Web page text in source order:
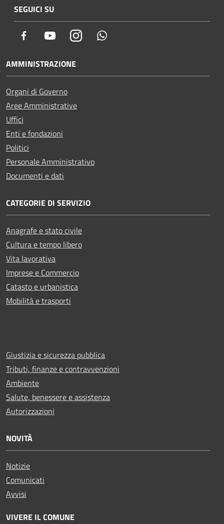
SEGUICI SU
Facebook YoutubeInstagram
AMMINISTRAZIONE
Organi di Governo
Aree Amministrative
Uffici
Enti e fondazioni
Politici
Personale Amministrativo
Documenti e dati
CATEGORIE DI SERVIZIO
Anagrafe e stato civile
Cultura e tempo libero
Vita lavorativa
Imprese e Commercio
Catasto e urbanistica
Mobilità e trasporti
Giustizia e sicurezza pubblica
Tributi, finanze e contravvenzioni
Ambiente
Salute, benessere e assistenza
Autorizzazioni
NOVITÀ
Notizie
Comunicati
Avvisi
VIVERE IL COMUNE